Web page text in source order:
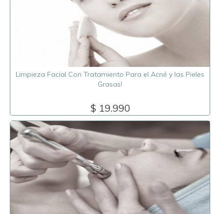
Limpieza Facial Con Tratamiento Para el Acné y las Pieles
Grasas!
$ 19.990